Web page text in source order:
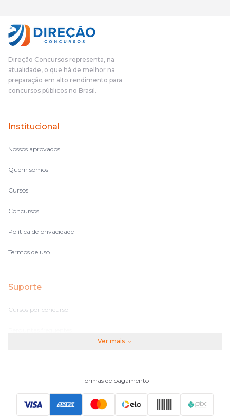
pudesse enxergar o que eu errei e corrigir minha rota.E além
das aulas vocês(Direção Concursos), que fizeram um
o aluno, além de ter que estudar, ele tem que perder tempo
fazendo um cronograma, num pós- edital é muito
complicado, é uma avalanche de informação, então vocês
terem feito isso é muito bacana, porque quando eu me sentia
no volume de matérias.
Direção Concursos representa, na
atualidade, o que há de melhor na
preparação em alto rendimento para
concursos públicos no Brasil.
Institucional
Nossos aprovados
Quem somos
Cursos
Concursos
Política de privacidade
Termos de uso
Suporte
Cursos por concurso
Principais Concursos
Ver mais
Formas de pagamento